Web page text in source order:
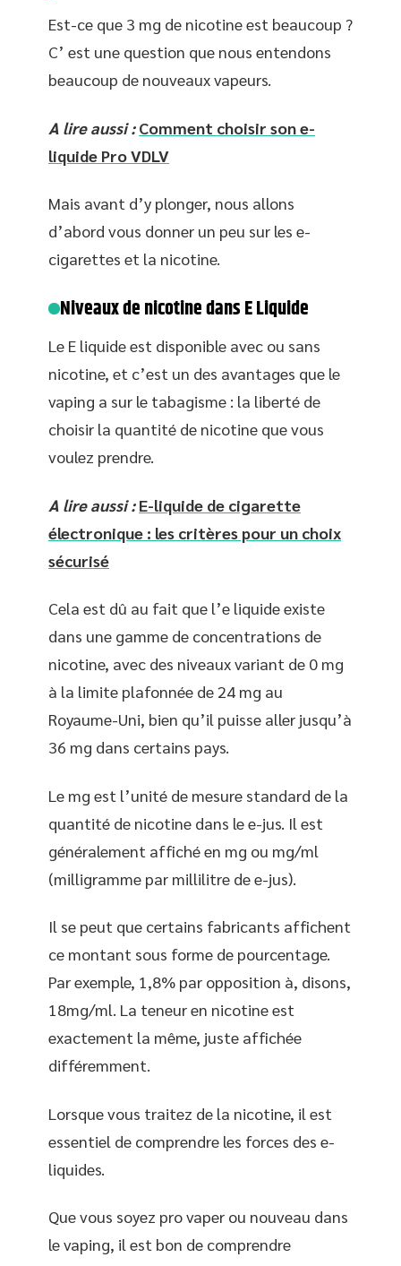
Est-ce que 3 mg de nicotine est beaucoup ?
C’ est une question que nous entendons
beaucoup de nouveaux vapeurs.
A lire aussi : Comment choisir son e-
liquide Pro VDLV
Mais avant d’y plonger, nous allons
d’abord vous donner un peu sur les e-
cigarettes et la nicotine.
Niveaux de nicotine dans E Liquide
Le E liquide est disponible avec ou sans
nicotine, et c’est un des avantages que le
vaping a sur le tabagisme : la liberté de
choisir la quantité de nicotine que vous
voulez prendre.
A lire aussi : E-liquide de cigarette
électronique : les critères pour un choix
sécurisé
Cela est dû au fait que l’e liquide existe
dans une gamme de concentrations de
nicotine, avec des niveaux variant de 0 mg
à la limite plafonnée de 24 mg au
Royaume-Uni, bien qu’il puisse aller jusqu’à
36 mg dans certains pays.
Le mg est l’unité de mesure standard de la
quantité de nicotine dans le e-jus. Il est
généralement affiché en mg ou mg/ml
(milligramme par millilitre de e-jus).
Il se peut que certains fabricants affichent
ce montant sous forme de pourcentage.
Par exemple, 1,8% par opposition à, disons,
18mg/ml. La teneur en nicotine est
exactement la même, juste affichée
différemment.
Lorsque vous traitez de la nicotine, il est
essentiel de comprendre les forces des e-
liquides.
Que vous soyez pro vaper ou nouveau dans
le vaping, il est bon de comprendre